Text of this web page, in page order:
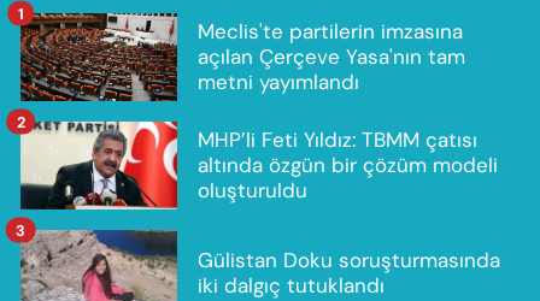
Meclis'te partilerin imzasına
açılan Çerçeve Yasa'nın tam
metni yayımlandı
1
MHP’li Feti Yıldız: TBMM çatısı
altında özgün bir çözüm modeli
oluşturuldu
2
Gülistan Doku soruşturmasında
iki dalgıç tutuklandı
3